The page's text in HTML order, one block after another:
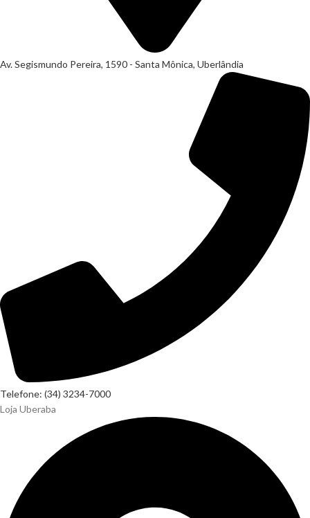
Av. Segismundo Pereira, 1590 - Santa Mônica, Uberlândia
Telefone: (34) 3234-7000
Loja Uberaba